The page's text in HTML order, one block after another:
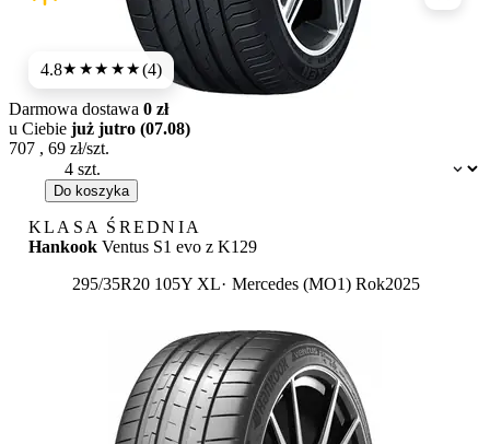
4.8★★★★★(4)
Dostępność:
Darmowa dostawa 0 zł
u Ciebie już jutro (07.08)
707 , 69 zł/szt.
Do koszyka
KLASA ŚREDNIA
Hankook Ventus S1 evo z K129
295/35R20 105Y XL
Mercedes (MO1) Rok2025